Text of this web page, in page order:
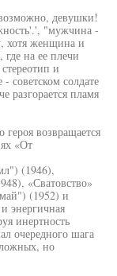
девушки!
"мужчина -
хотя женщина и
на ее плечи
и
советском солдате
пламя
возвращается
«От
(1946),
«Сватовство»
(1952) и
энергичная
инертность
очередного шага
но